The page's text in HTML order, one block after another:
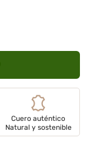
Cuero auténtico
Natural y sostenible